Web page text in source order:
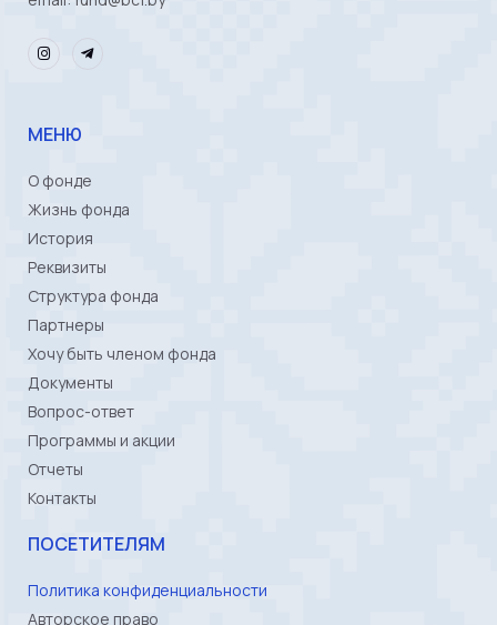
МЕНЮ
О фонде
Жизнь фонда
История
Реквизиты
Структура фонда
Партнеры
Хочу быть членом фонда
Документы
Вопрос-ответ
Программы и акции
Отчеты
Контакты
ПОСЕТИТЕЛЯМ
Политика конфиденциальности
Авторское право